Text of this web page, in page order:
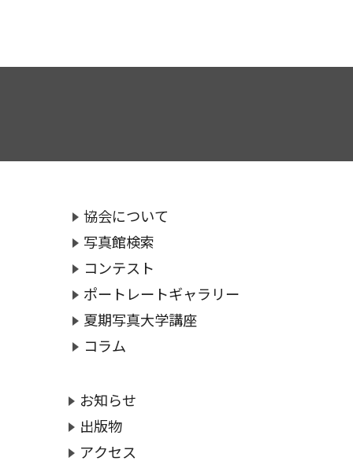
協会について
写真館検索
コンテスト
ポートレートギャラリー
夏期写真大学講座
コラム
お知らせ
出版物
アクセス